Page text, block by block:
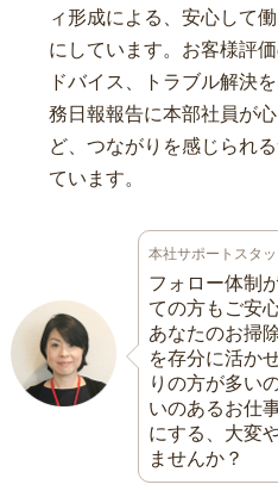
ィ形成による、安心して
にしています。お客様評
ドバイス、トラブル解決
務日報報告に本部社員が
ど、つながりを感じられ
ています。
本社サポートスタ
フォロー体制
ての方もご安
あなたのお掃
を存分に活か
りの方が多い
いのあるお仕
にする、大変
ませんか？